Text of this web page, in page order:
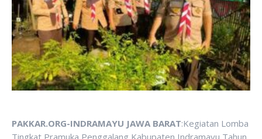
PAKKAR.ORG-INDRAMAYU JAWA BARAT:Kegiatan Lomba
Tingkat Pramuka Penggalang Kabupaten Indramayu Tahun